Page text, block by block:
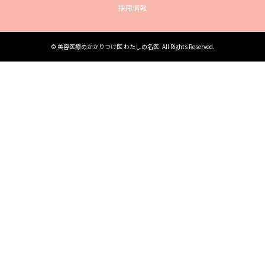
採用情報
© 美容医療のかかりつけ医 わたしの名医. All Rights Reserved.